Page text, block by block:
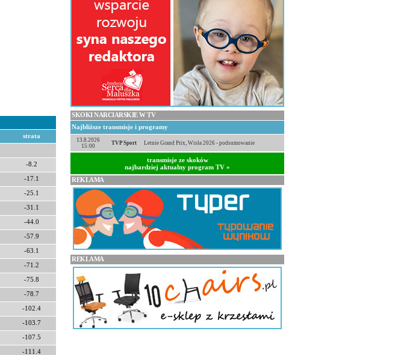
strata
-8.2
-17.1
-25.1
-31.1
-44.0
-57.9
-63.1
-71.2
-75.8
-78.7
-102.4
-103.7
-107.5
-111.4
SKOKI NARCIARSKIE W TV
Najbliższe transmisje i programy
13.8.2026
15:00
TVP Sport Letnie Grand Prix, Wisła 2026 - podsumowanie
transmisje ze skoków
najbardziej aktualny program TV »
REKLAMA
REKLAMA